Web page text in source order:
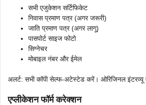
सभी एजुकेशन सर्टिफिकेट
निवास प्रमाण पत्र (अगर जरूरी)
जाति प्रमाण पत्र (अगर लागू)
पासपोर्ट साइज फोटो
सिग्नेचर
मोबाइल नंबर और ईमेल
अलर्ट: सभी कॉपी सेल्फ-अटेस्टेड करें। ओरिजिनल इंटरव्यू
एप्लीकेशन फॉर्म करेक्शन